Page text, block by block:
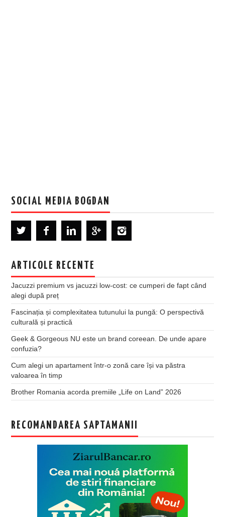
SOCIAL MEDIA BOGDAN
ARTICOLE RECENTE
Jacuzzi premium vs jacuzzi low-cost: ce cumperi de fapt când
alegi după preț
Fascinația și complexitatea tutunului la pungă: O perspectivă
culturală și practică
Geek & Gorgeous NU este un brand coreean. De unde apare
confuzia?
Cum alegi un apartament într-o zonă care își va păstra
valoarea în timp
Brother Romania acorda premiile „Life on Land” 2026
RECOMANDAREA SAPTAMANII